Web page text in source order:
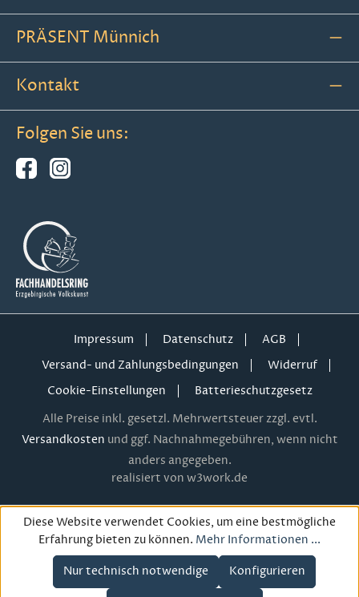
PRÄSENT Münnich
Kontakt
Folgen Sie uns:
Impressum Datenschutz
AGB
Versand- und Zahlungsbedingungen
Widerruf
Cookie-Einstellungen
Batterieschutzgesetz
Alle Preise inkl. gesetzl. Mehrwertsteuer zzgl. evtl.
Versandkosten und ggf. Nachnahmegebühren, wenn nicht
anders angegeben.
realisiert von w3work.de
Diese Website verwendet Cookies, um eine bestmögliche
Erfahrung bieten zu können. Mehr Informationen ...
Nur technisch notwendige Konfigurieren